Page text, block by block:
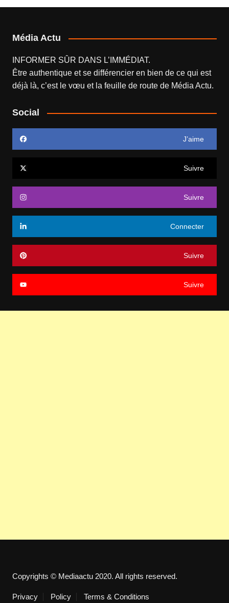
Média Actu
INFORMER SÛR DANS L’IMMÉDIAT.
Être authentique et se différencier en bien de ce qui est
déjà là, c’est le vœu et la feuille de route de Média Actu.
Social
J’aime
Suivre
Suivre
Connecter
Suivre
Suivre
Copyrights © Mediaactu 2020. All rights reserved.
Privacy Policy Terms & Conditions